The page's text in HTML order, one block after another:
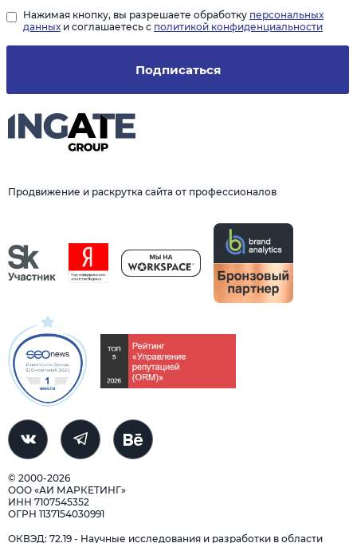
Продвижение и раскрутка сайта от профессионалов
© 2000-2026
ООО «АИ МАРКЕТИНГ»
ИНН 7107545352
ОГРН 1137154030991
Подписаться
Нажимая кнопку, вы разрешаете обработку персональных
данных и соглашаетесь с политикой конфиденциальности
ОКВЭД: 72.19 - Научные исследования и разработки в области